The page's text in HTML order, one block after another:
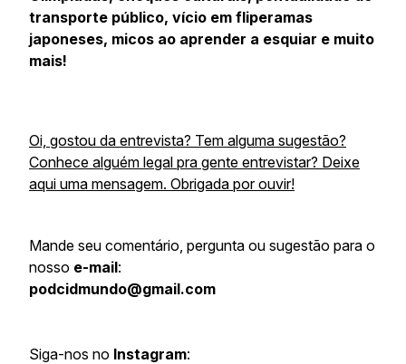
transporte público, vício em fliperamas
japoneses, micos ao aprender a esquiar e muito
mais!
Oi, gostou da entrevista? Tem alguma sugestão?
Conhece alguém legal pra gente entrevistar? Deixe
aqui uma mensagem. Obrigada por ouvir!
Mande seu comentário, pergunta ou sugestão para o
nosso e-mail:
podcidmundo@gmail.com
Siga-nos no Instagram: